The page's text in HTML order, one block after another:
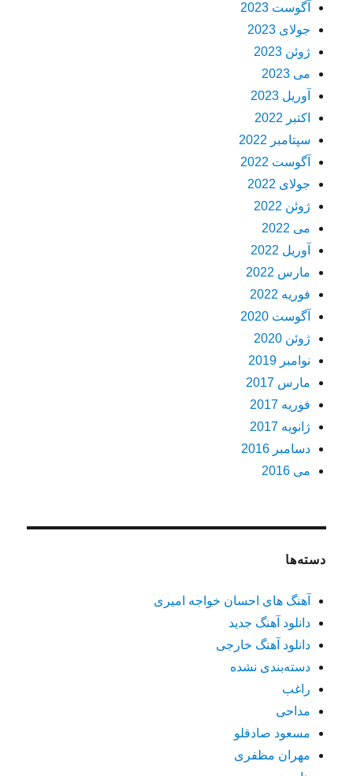
آگوست 2023
جولای 2023
ژوئن 2023
می 2023
آوریل 2023
اکتبر 2022
سپتامبر 2022
آگوست 2022
جولای 2022
ژوئن 2022
می 2022
آوریل 2022
مارس 2022
فوریه 2022
آگوست 2020
ژوئن 2020
نوامبر 2019
مارس 2017
فوریه 2017
ژانویه 2017
دسامبر 2016
می 2016
دسته‌ها
آهنگ های احسان خواجه امیری
دانلود آهنگ جدید
دانلود آهنگ خارجی
دسته‌بندی نشده
راغب
مداحی
مسعود صادقلو
مهران مظفری